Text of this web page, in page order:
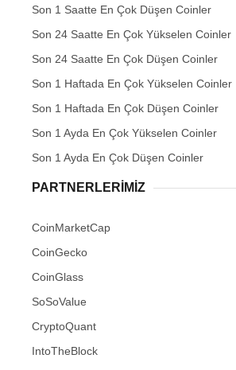
Son 1 Saatte En Çok Düşen Coinler
Son 24 Saatte En Çok Yükselen Coinler
Son 24 Saatte En Çok Düşen Coinler
Son 1 Haftada En Çok Yükselen Coinler
Son 1 Haftada En Çok Düşen Coinler
Son 1 Ayda En Çok Yükselen Coinler
Son 1 Ayda En Çok Düşen Coinler
PARTNERLERIMIZ
CoinMarketCap
CoinGecko
CoinGlass
SoSoValue
CryptoQuant
IntoTheBlock